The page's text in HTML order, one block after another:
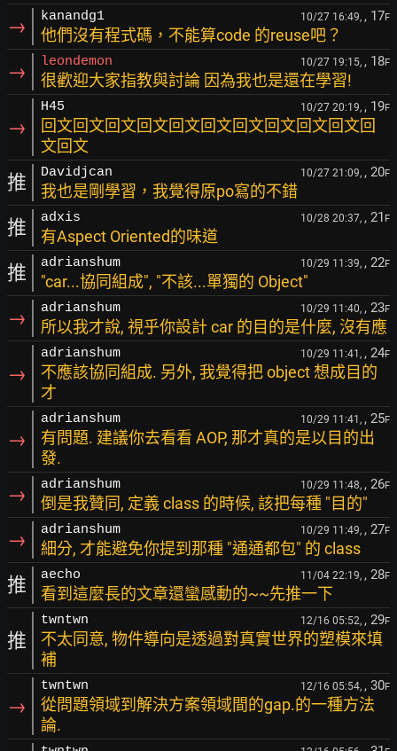
→ kanandg1 10/27 16:49, , 17F
他們沒有程式碼，不能算code 的reuse吧？
→ leondemon 10/27 19:15, , 18F
很歡迎大家指教與討論 因為我也是還在學習!
→
H45 10/27 20:19, , 19F
回文回文回文回文回文回文回文回文回文回文回
文回文
推 Davidjcan 10/27 21:09, , 20F
我也是剛學習，我覺得原po寫的不錯
推 adxis 10/28 20:37, , 21 F
有Aspect Oriented的味道
推 adrianshum 10/29 11:39, , 22F
"car...協同組成", "不該...單獨的 Object"
→ adrianshum 10/29 11:40, , 23F
所以我才說, 視乎你設計 car 的目的是什麼, 沒有應
→
adrianshum 10/29 11:41, , 24F
不應該協同組成. 另外, 我覺得把 object 想成目的
才
→
adrianshum 10/29 11:41, , 25F
有問題. 建議你去看看 AOP, 那才真的是以目的出
發.
→ adrianshum 10/29 11:48, , 26F
倒是我贊同, 定義 class 的時候, 該把每種 "目的"
→ adrianshum 10/29 11:49, , 27F
細分, 才能避免你提到那種 "通通都包" 的 class
推 aecho 11/04 22:19, , 28F
看到這麼長的文章還蠻感動的~~先推一下
推
twntwn 12/16 05:52, , 29F
不太同意, 物件導向是透過對真實世界的塑模來填
補
→
twntwn 12/16 05:54, , 30F
從問題領域到解決方案領域間的gap.的一種方法
論.